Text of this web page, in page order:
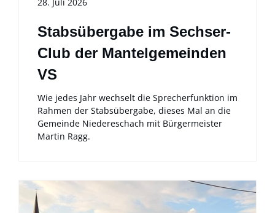
Stabsübergabe im Sechser-
Club der Mantelgemeinden
VS
Wie jedes Jahr wechselt die Sprecherfunktion im
Rahmen der Stabsübergabe, dieses Mal an die
Gemeinde Niedereschach mit Bürgermeister
Martin Ragg.